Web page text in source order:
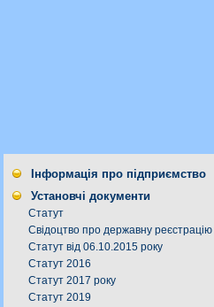
Інформація про підприємство
Установчі документи
Статут
Свідоцтво про державну реєстрацію
Статут від 06.10.2015 року
Статут 2016
Статут 2017 року
Статут 2019